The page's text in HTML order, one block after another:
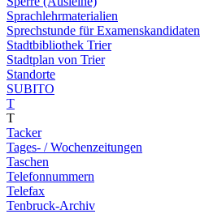
Sprachlehrmaterialien
Sprechstunde für Examenskandidaten
Stadtbibliothek Trier
Stadtplan von Trier
Standorte
SUBITO
T
T
Tacker
Tages- / Wochenzeitungen
Taschen
Telefonnummern
Telefax
Tenbruck-Archiv